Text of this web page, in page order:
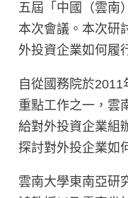
五屆「中國（雲南
本次會議。本次研
外投資企業如何履
自從國務院於
重點工作之一，雲
給對外投資企業組
探討對外投企業如
雲南大學東南亞研